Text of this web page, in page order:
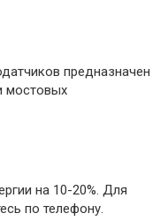
предназначен
мостовых
на 10-20%. Для
по телефону.